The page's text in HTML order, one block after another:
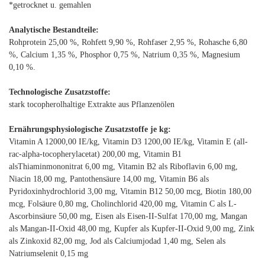
*getrocknet u. gemahlen
Analytische Bestandteile:
Rohprotein 25,00 %, Rohfett 9,90 %, Rohfaser 2,95 %, Rohasche 6,80
%, Calcium 1,35 %, Phosphor 0,75 %, Natrium 0,35 %, Magnesium
0,10 %.
Technologische Zusatzstoffe:
stark tocopherolhaltige Extrakte aus Pflanzenölen
Ernährungsphysiologische Zusatzstoffe je kg:
Vitamin A 12000,00 IE/kg, Vitamin D3 1200,00 IE/kg, Vitamin E (all-
rac-alpha-tocopherylacetat) 200,00 mg, Vitamin B1
alsThiaminmononitrat 6,00 mg, Vitamin B2 als Riboflavin 6,00 mg,
Niacin 18,00 mg, Pantothensäure 14,00 mg, Vitamin B6 als
Pyridoxinhydrochlorid 3,00 mg, Vitamin B12 50,00 mcg, Biotin 180,00
mcg, Folsäure 0,80 mg, Cholinchlorid 420,00 mg, Vitamin C als L-
Ascorbinsäure 50,00 mg, Eisen als Eisen-II-Sulfat 170,00 mg, Mangan
als Mangan-II-Oxid 48,00 mg, Kupfer als Kupfer-II-Oxid 9,00 mg, Zink
als Zinkoxid 82,00 mg, Jod als Calciumjodad 1,40 mg, Selen als
Natriumselenit 0,15 mg